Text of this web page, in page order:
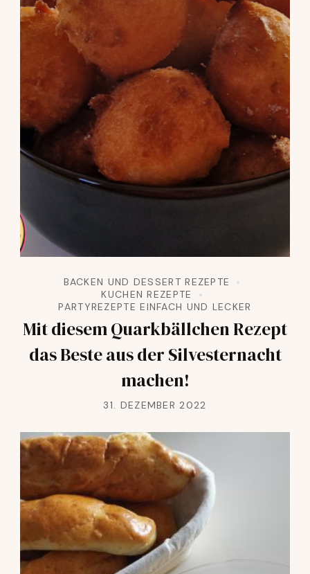
BACKEN UND DESSERT REZEPTE
KUCHEN REZEPTE
PARTYREZEPTE EINFACH UND LECKER
Mit diesem Quarkbällchen Rezept
das Beste aus der Silvesternacht
machen!
31. DEZEMBER 2022